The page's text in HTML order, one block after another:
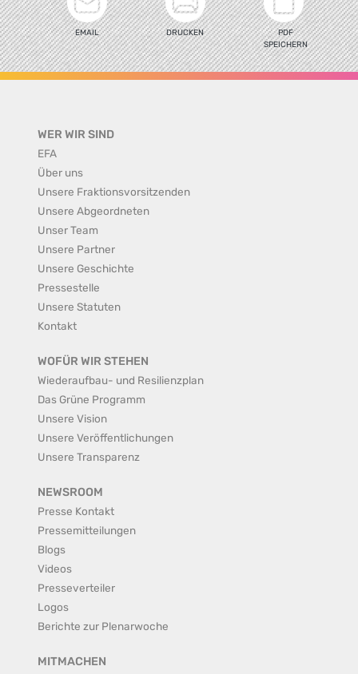
EMAIL DRUCKEN
PDF
SPEICHERN
WER WIR SIND
EFA
Über uns
Unsere Fraktionsvorsitzenden
Unsere Abgeordneten
Unser Team
Unsere Partner
Unsere Geschichte
Pressestelle
Unsere Statuten
Kontakt
WOFÜR WIR STEHEN
Wiederaufbau- und Resilienzplan
Das Grüne Programm
Unsere Vision
Unsere Veröffentlichungen
Unsere Transparenz
NEWSROOM
Presse Kontakt
Pressemitteilungen
Blogs
Videos
Presseverteiler
Logos
Berichte zur Plenarwoche
MITMACHEN